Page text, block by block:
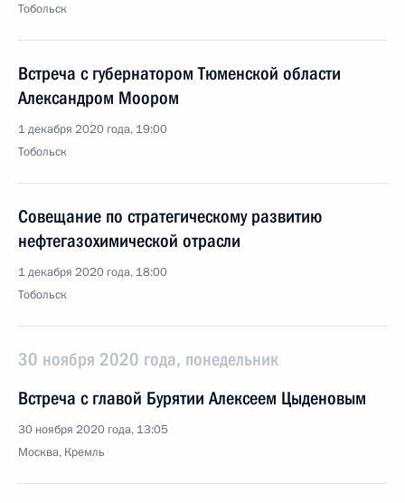
Тобольск
Встреча с губернатором Тюменской области
Александром Моором
1 декабря 2020 года, 19:00
Тобольск
Совещание по стратегическому развитию
нефтегазохимической отрасли
1 декабря 2020 года, 18:00
Тобольск
30 ноября 2020 года, понедельник
Встреча с главой Бурятии Алексеем Цыденовым
30 ноября 2020 года, 13:05
Москва, Кремль